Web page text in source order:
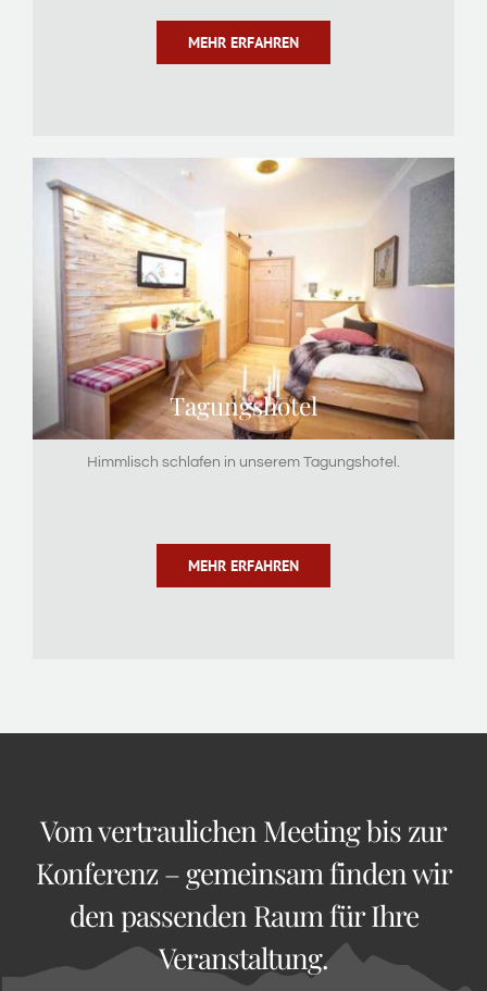
MEHR ERFAHREN
Tagungshotel
Himmlisch schlafen in unserem Tagungshotel.
MEHR ERFAHREN
Vom vertraulichen Meeting bis zur
Konferenz – gemeinsam finden wir
den passenden Raum für Ihre
Veranstaltung.